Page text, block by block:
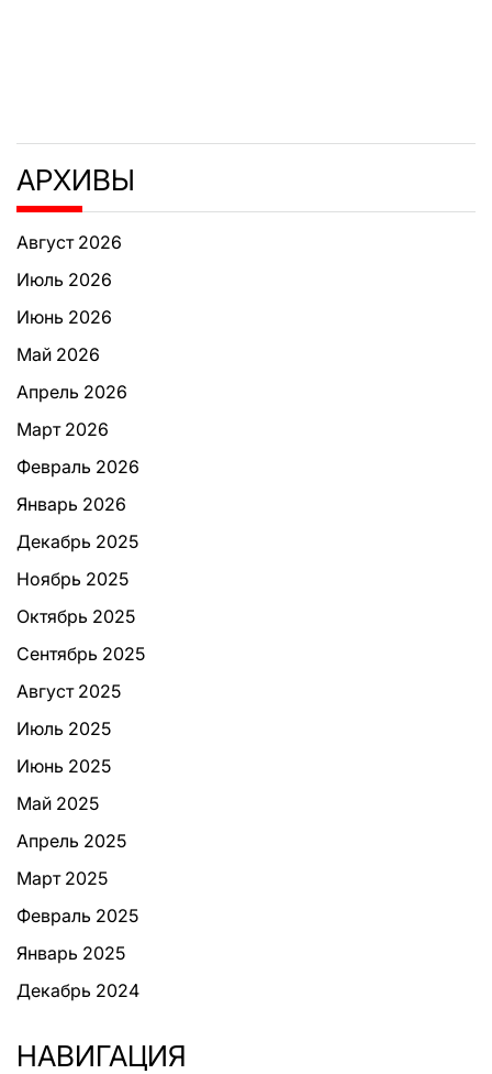
АРХИВЫ
Август 2026
Июль 2026
Июнь 2026
Май 2026
Апрель 2026
Март 2026
Февраль 2026
Январь 2026
Декабрь 2025
Ноябрь 2025
Октябрь 2025
Сентябрь 2025
Август 2025
Июль 2025
Июнь 2025
Май 2025
Апрель 2025
Март 2025
Февраль 2025
Январь 2025
Декабрь 2024
НАВИГАЦИЯ